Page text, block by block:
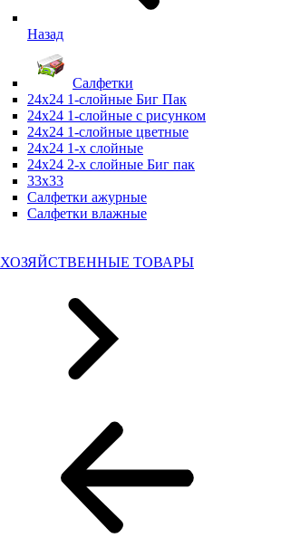
Назад
Салфетки
24х24 1-слойные Биг Пак
24х24 1-слойные с рисунком
24х24 1-слойные цветные
24х24 1-х слойные
24х24 2-х слойные Биг пак
33х33
Салфетки ажурные
Салфетки влажные
ХОЗЯЙСТВЕННЫЕ ТОВАРЫ